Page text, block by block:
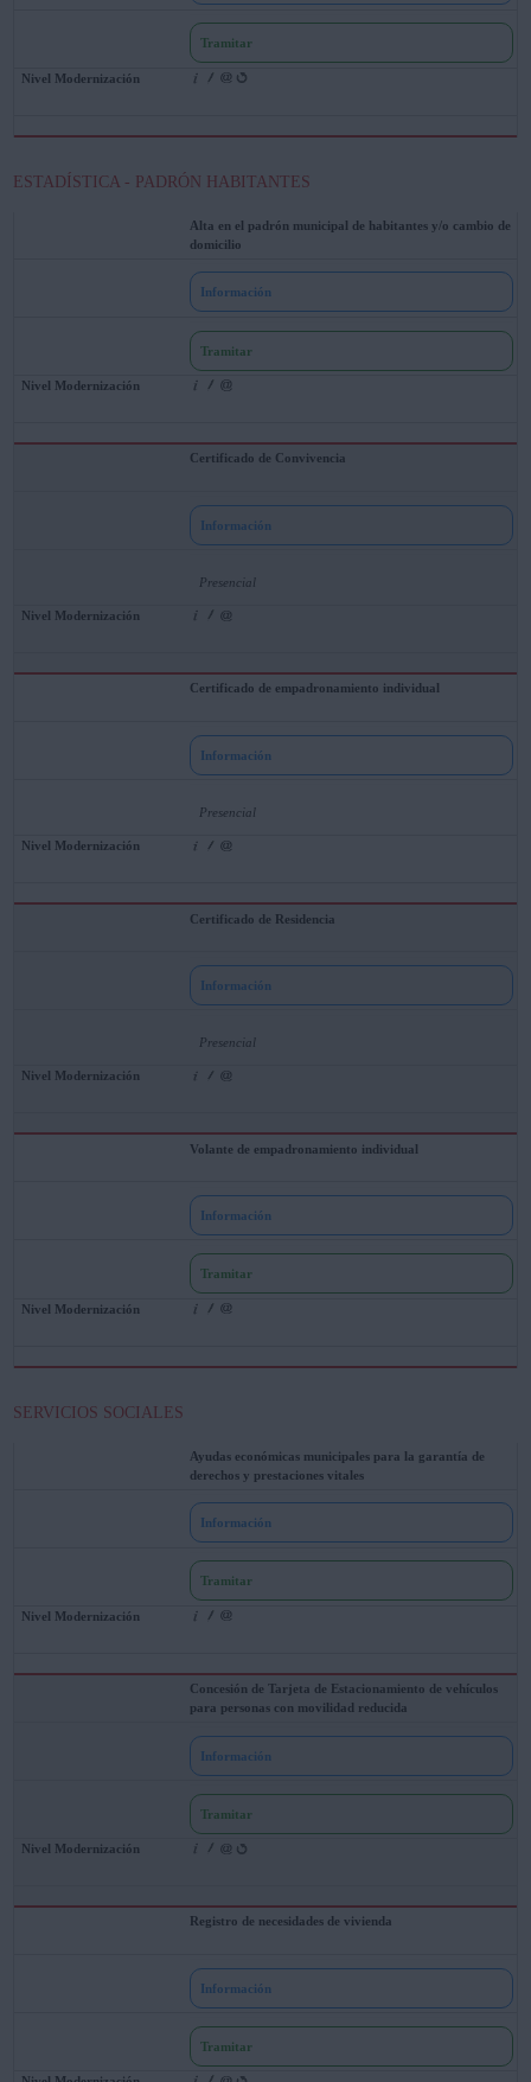
Tramitar
ESTADÍSTICA - PADRÓN HABITANTES
Alta en el padrón municipal de habitantes y/o cambio de
domicilio
Información
Tramitar
Certificado de Convivencia
Información
Presencial
Certificado de empadronamiento individual
Información
Presencial
Certificado de Residencia
Información
Presencial
Volante de empadronamiento individual
Información
Tramitar
SERVICIOS SOCIALES
Ayudas económicas municipales para la garantía de
derechos y prestaciones vitales
Información
Tramitar
Concesión de Tarjeta de Estacionamiento de vehículos
para personas con movilidad reducida
Información
Tramitar
Registro de necesidades de vivienda
Información
Tramitar